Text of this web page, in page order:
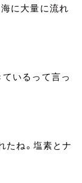
に大量に流れ
いるって言っ
たね。塩素とナ